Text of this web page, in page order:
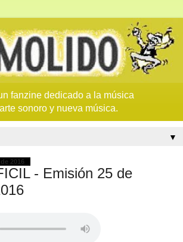
fanzine dedicado a la música
sonoro y nueva música.
▼
2016
- Emisión 25 de